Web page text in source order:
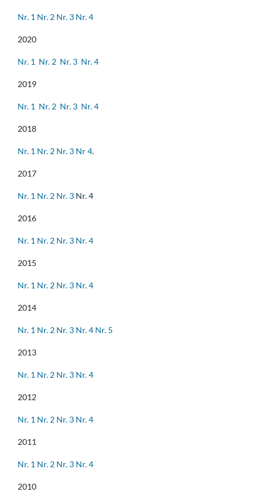
Nr. 1 Nr. 2 Nr. 3 Nr. 4
2020
Nr. 1 Nr. 2 Nr. 3 Nr. 4
2019
Nr. 1 Nr. 2 Nr. 3 Nr. 4
2018
Nr. 1 Nr. 2 Nr. 3 Nr 4.
2017
Nr. 1 Nr. 2 Nr. 3 Nr. 4
2016
Nr. 1 Nr. 2 Nr. 3 Nr. 4
2015
Nr. 1 Nr. 2 Nr. 3 Nr. 4
2014
Nr. 1 Nr. 2 Nr. 3 Nr. 4 Nr. 5
2013
Nr. 1 Nr. 2 Nr. 3 Nr. 4
2012
Nr. 1 Nr. 2 Nr. 3 Nr. 4
2011
Nr. 1 Nr. 2 Nr. 3 Nr. 4
2010